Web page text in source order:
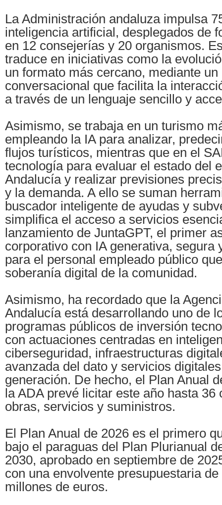
La Administración andaluza impulsa
inteligencia artificial, desplegados de
en 12 consejerías y 20 organismos.
traduce en iniciativas como la
un formato más cercano, mediante un
conversacional que facilita la
a través de un lenguaje sencillo y
Asimismo, se trabaja en un turismo
empleando la IA para analizar,
flujos turísticos, mientras que en el
tecnología para evaluar el estado del
Andalucía y realizar previsiones
y la demanda. A ello se suman
buscador inteligente de ayudas y
simplifica el acceso a servicios
lanzamiento de JuntaGPT, el primer
corporativo con IA generativa, segura
para el personal empleado público
soberanía digital de la comunidad.
Asimismo, ha recordado que la
Andalucía está desarrollando uno de
programas públicos de inversión
con actuaciones centradas en
ciberseguridad, infraestructuras
avanzada del dato y servicios
generación. De hecho, el Plan Anual
la ADA prevé licitar este año hasta 36
obras, servicios y suministros.
El Plan Anual de 2026 es el primero
bajo el paraguas del Plan Plurianual
2030, aprobado en septiembre de
con una envolvente presupuestaria
millones de euros.